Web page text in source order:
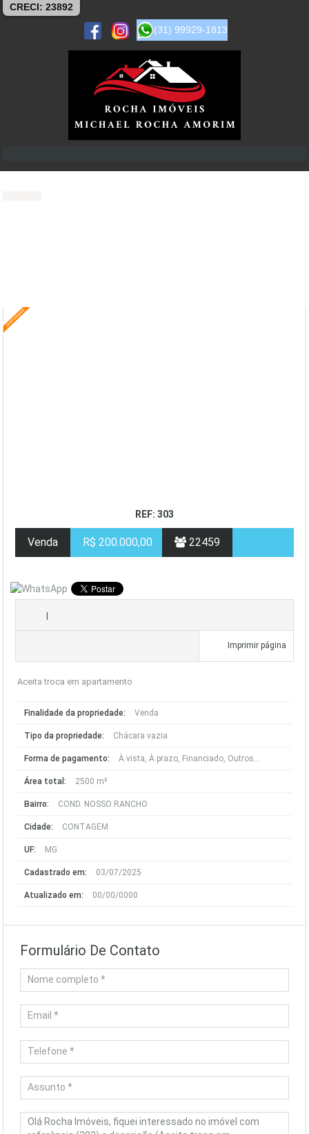
CRECI: 23892
(31) 99929-1813
REF: 303
Venda R$ 200.000,00 22459
|
Imprimir página
Aceita troca em apartamento
Finalidade da propriedade: Venda
Tipo da propriedade: Chácara vazia
Forma de pagamento: À vista, À prazo, Financiado, Outros...
Área total: 2500 m²
Bairro: COND. NOSSO RANCHO
Cidade: CONTAGEM
UF: MG
Cadastrado em: 03/07/2025
Atualizado em: 00/00/0000
Formulário De Contato